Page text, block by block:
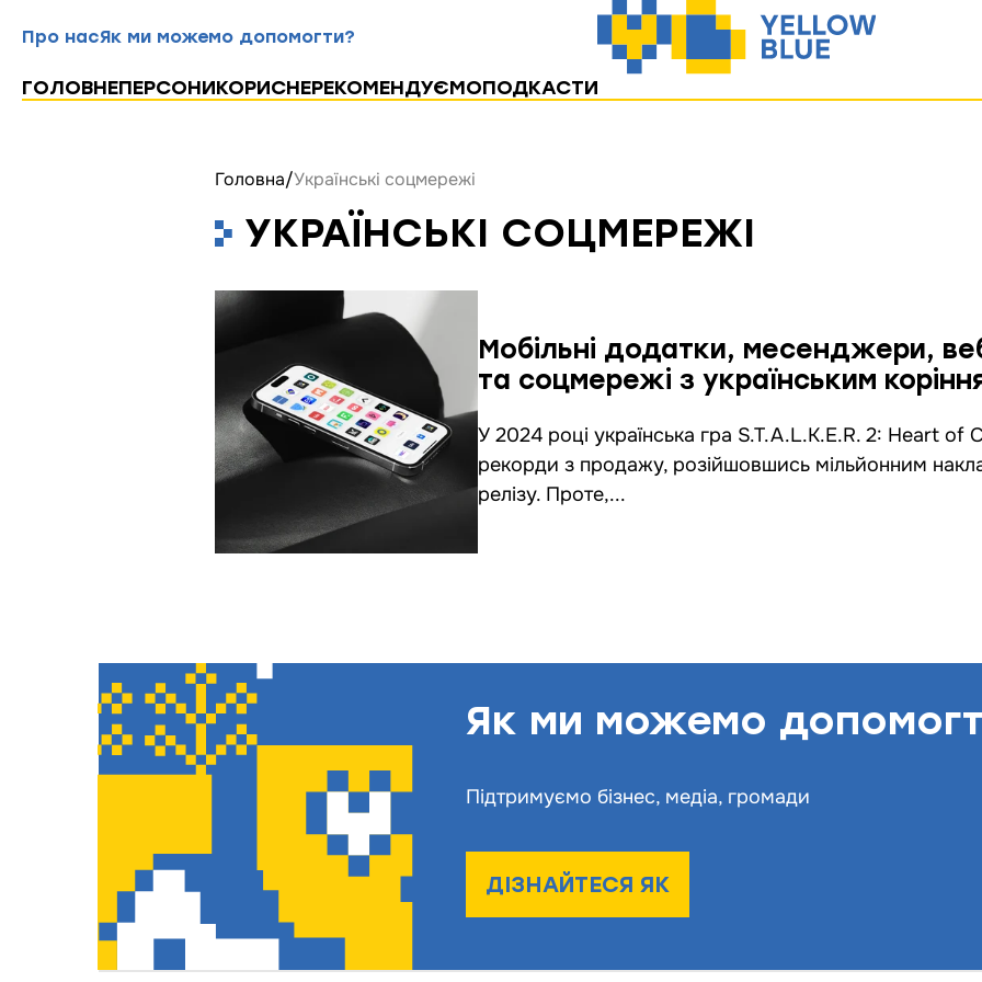
Про насЯк ми можемо допомогти?
ГОЛОВНЕПЕРСОНИКОРИСНЕРЕКОМЕНДУЄМОПОДКАСТИ
Головна/Українські соцмережі
УКРАЇНСЬКІ СОЦМЕРЕЖІ
Мобільні додатки, месенджери,
та соцмережі з українським
У 2024 році українська гра S.T.A.L.K.E.R. 2: Heart of
рекорди з продажу, розійшовшись мільйонним
релізу. Проте,...
Як ми можемо
Підтримуємо бізнес, медіа, громади
ДІЗНАЙТЕСЯ ЯК